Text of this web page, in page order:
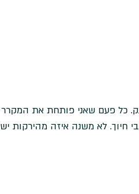
ויוצא סיר ענק. כל פעם שאני פותחת את המקרר
חיוך. לא משנה איזה מהירקות יש